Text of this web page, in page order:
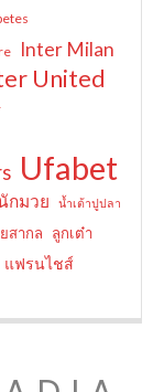
Inter Milan
United
Ufabet
กมวย น้ำเต้าปูปลา
สากล ลูกเต๋า
แฟรนไชส์